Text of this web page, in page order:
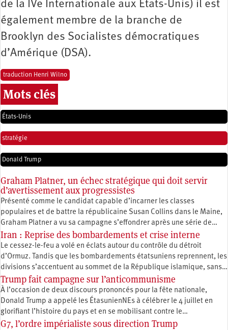
de la IVe Internationale aux États-Unis) il est
également membre de la branche de
Brooklyn des Socialistes démocratiques
d’Amérique (DSA).
traduction Henri Wilno
Mots clés
États-Unis
stratégie
Donald Trump
Graham Platner, un échec stratégique qui doit servir
d’avertissement aux progressistes
Présenté comme le candidat capable d’incarner les classes
populaires et de battre la républicaine Susan Collins dans le Maine,
Graham Platner a vu sa campagne s’effondrer après une série de…
Iran : Reprise des bombardements et crise interne
Le cessez-le-feu a volé en éclats autour du contrôle du détroit
d’Ormuz. Tandis que les bombardements étatsuniens reprennent, les
divisions s’accentuent au sommet de la République islamique, sans…
Trump fait campagne sur l’anticommunisme
À l’occasion de deux discours prononcés pour la fête nationale,
Donald Trump a appelé les ÉtasunienNEs à célébrer le 4 juillet en
glorifiant l’histoire du pays et en se mobilisant contre le…
G7, l’ordre impérialiste sous direction Trump